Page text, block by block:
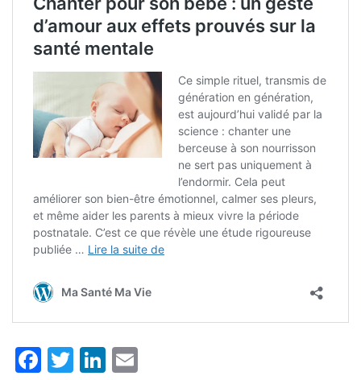
Facebook
TwitterLinkedIn